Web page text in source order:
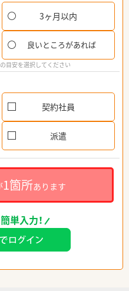
3ヶ月以内
良いところがあれば
目安を選択してください
契約社員
派遣
1箇所あります
単入力！